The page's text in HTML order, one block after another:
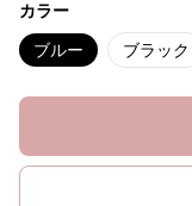
カラー
ブルー ブラック